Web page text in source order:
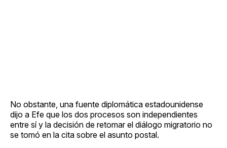
No obstante, una fuente diplomática estadounidense
dijo a Efe que los dos procesos son independientes
entre sí y la decisión de retomar el diálogo migratorio no
se tomó en la cita sobre el asunto postal.